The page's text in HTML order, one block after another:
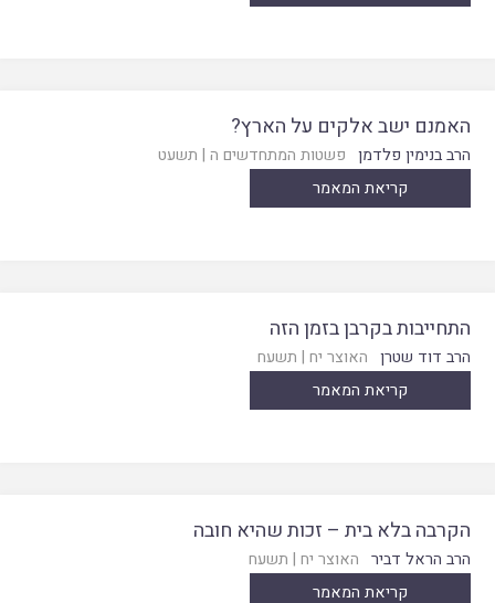
האמנם ישב אלקים על הארץ?
הרב בנימין פלדמן פשטות המתחדשים ה | תשעט
קריאת המאמר
התחייבות בקרבן בזמן הזה
הרב דוד שטרן האוצר יח | תשעח
קריאת המאמר
הקרבה בלא בית – זכות שהיא חובה
הרב הראל דביר האוצר יח | תשעח
קריאת המאמר